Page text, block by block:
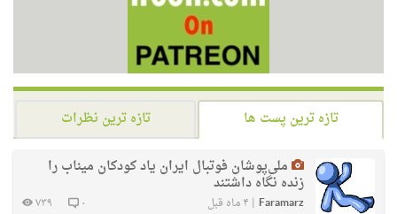
تازه ترین پست ها
تازه ترین نظرات
ملی‌پوشان فوتبال ایران یاد کودکان میناب را
زنده نگاه داشتند
Faramarz
| ۴ ماه قبل ۰
۷۳۹